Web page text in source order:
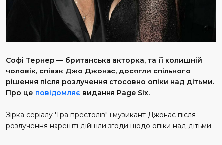
Софі Тернер — британська акторка, та її колишній
чоловік, співак Джо Джонас, досягли спільного
рішення після розлучення стосовно опіки над дітьми.
Про це повідомляє видання Page Six.
Зірка серіалу "Гра престолів" і музикант Джонас після
розлучення нарешті дійшли згоди щодо опіки над дітьми.